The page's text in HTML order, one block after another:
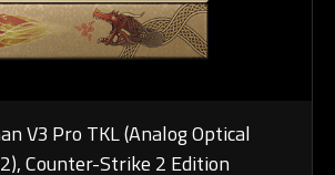
V3 Pro TKL (Analog Optical
Counter-Strike 2 Edition